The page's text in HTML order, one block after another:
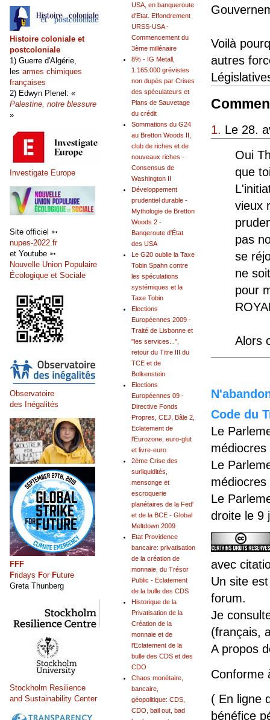
Voilà
autres
1. Le 28.
Oui
que
vieux
pas
se
ne
pour
Alors
Code du
Le
Le
Le
droite le 9
avec
Un site
forum.
Je
(français,
A propos
Conforme
( En ligne
bénéfice
USA, en banqueroute
d'Etat. Effondrement
URSS-USA -
Commencement du
3ème millénaire
8% - IG Metall,
1.165.000 grévistes
non dupés par Crises
des spéculateurs et
Plans de Sauvetage
du crédit
Sommations du G24
au Bretton Woods II,
club de riches et de
nouveaux riches -
Consensus de
Washington II
Développement
prudentiel durable -
Mythologie de Bretton
Woods 2 -
Banqeroute d'État
des USA
Le G20 oublie la Taxe
Tobin Spahn contre
les spéculations
systémiques et la
Taxe Tobin
Elections
Européennes 2009 -
Traité de Lisbonne et
"les services...",
retour du Titre III du
TCE et de
Bolkenstein
Elections
Européennes 09 -
Directive Fonds
Propres, CEJ, Bâle 2,
Eclatement de
l'Eurozone, euro-glut
et livre-euro
2ème Crise des
surliquidités,
mensonge et
escroquerie
planétaires de la Fed'
et de la BCE - Global
Meltdown 2009
Etat Providence
bancaire: privatisation
de la création de
monnaie, du Trésor
Public - Eclatement
de la bulle des CDS
Historique de la
Privatisation de la
Création de la
monnaie et de
l'Eclatement de la
bulle des CDS et des
CDO
Chaos monétaire,
bancaire,
géopolitique: CDS,
CDO, bail out, bad
Histoire coloniale et
postcoloniale
1) Guerre d'Algérie,
les armes chimiques
françaises
2) Edwyn Plenel: «
Palestine, notre blessure
»
Investigate Europe
Site officiel ➳
nupes-2022.fr
et Youtube ➳
Nouvelle Union Populaire
Écologique et Sociale
Observatoire
des Inégalités
FFF
Fridays For Future
Greta Thunberg
Stockholm Resilience
and Sustainability Center